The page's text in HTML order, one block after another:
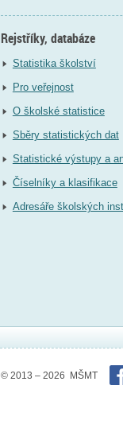
Rejstříky, databáze
Statistika školství
Pro veřejnost
O školské statistice
Sběry statistických dat
Statistické výstupy a
Číselníky a klasifikace
Adresáře školských
© 2013 – 2026 MŠMT